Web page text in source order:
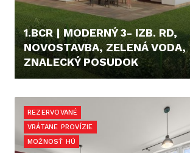
1.BCR | MODERNÝ 3- IZB. RD,
NOVOSTAVBA, ZELENÁ VODA,
ZNALECKÝ POSUDOK
REZERVOVANÉ
VRÁTANE PROVÍZIE
MOŽNOSŤ HÚ